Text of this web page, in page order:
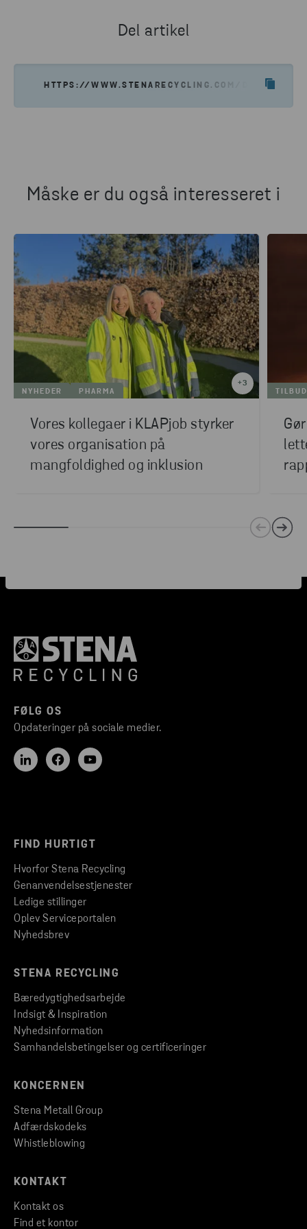
Del artikel
HTTPS://WWW.STENARECYCLING.COM/DA/
Måske er du også interesseret i
+3
NYHEDER
PHARMA
Vores kollegaer i KLAPjob styrker
vores organisation på
mangfoldighed og inklusion
TILBUD
FØLG OS
Opdateringer på sociale medier.
FIND HURTIGT
Hvorfor Stena Recycling
Genanvendelsestjenester
Ledige stillinger
Oplev Serviceportalen
Nyhedsbrev
STENA RECYCLING
Bæredygtighedsarbejde
Indsigt & Inspiration
Nyhedsinformation
Samhandelsbetingelser og certificeringer
KONCERNEN
Stena Metall Group
Adfærdskodeks
Whistleblowing
KONTAKT
Kontakt os
Find et kontor